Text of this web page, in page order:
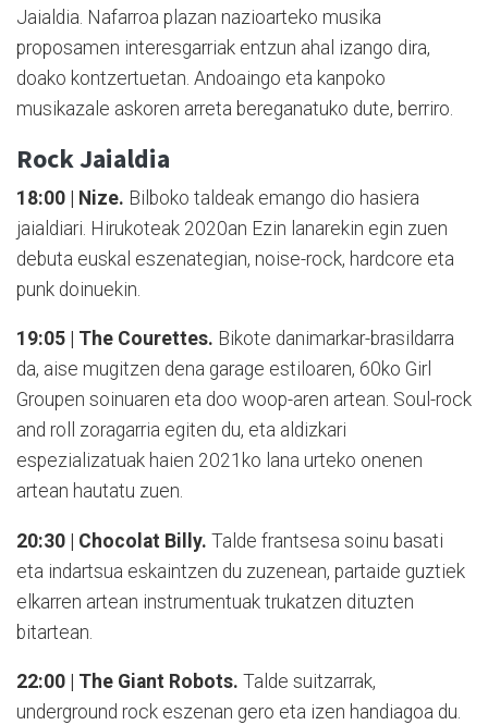
Jaialdia. Nafarroa plazan nazioarteko musika
proposamen interesgarriak entzun ahal izango dira,
doako kontzertuetan. Andoaingo eta kanpoko
musikazale askoren arreta bereganatuko dute, berriro.
Rock Jaialdia
18:00 | Nize. Bilboko taldeak emango dio hasiera
jaialdiari. Hirukoteak 2020an Ezin lanarekin egin zuen
debuta euskal eszenategian, noise-rock, hardcore eta
punk doinuekin.
19:05 | The Courettes. Bikote danimarkar-brasildarra
da, aise mugitzen dena garage estiloaren, 60ko Girl
Groupen soinuaren eta doo woop-aren artean. Soul-rock
and roll zoragarria egiten du, eta aldizkari
espezializatuak haien 2021ko lana urteko onenen
artean hautatu zuen.
20:30 | Chocolat Billy. Talde frantsesa soinu basati
eta indartsua eskaintzen du zuzenean, partaide guztiek
elkarren artean instrumentuak trukatzen dituzten
bitartean.
22:00 | The Giant Robots. Talde suitzarrak,
underground rock eszenan gero eta izen handiagoa du.